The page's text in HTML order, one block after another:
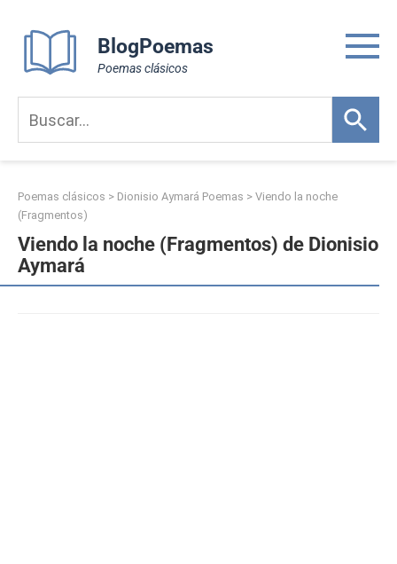
content
BlogPoemas
Poemas clásicos
Poemas clásicos > Dionisio Aymará Poemas > Viendo la noche
(Fragmentos)
Viendo la noche (Fragmentos) de Dionisio
Aymará